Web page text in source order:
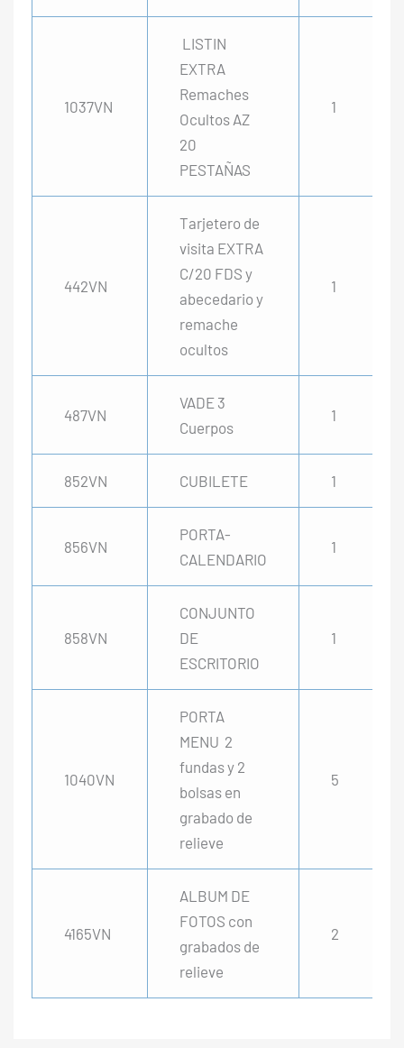
1037VN
LISTIN
EXTRA
Remaches
Ocultos AZ
20
PESTAÑAS
1
442VN
Tarjetero de
visita EXTRA
C/20 FDS y
abecedario y
remache
ocultos
1
487VN
VADE 3
Cuerpos
1
852VN CUBILETE 1
856VN
PORTA-
CALENDARIO
1
858VN
CONJUNTO
DE
ESCRITORIO
1
1040VN
PORTA
MENU 2
fundas y 2
bolsas en
grabado de
relieve
5
4165VN
ALBUM DE
FOTOS con
grabados de
relieve
2